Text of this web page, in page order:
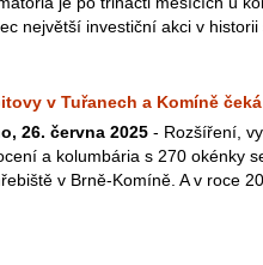
největší investiční akci v historii
v Tuřanech a Komíně
26. června 2025 - Rozšíření,
a kolumbária s 270 okénky
v Brně-Komíně. A v roce